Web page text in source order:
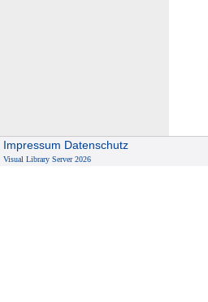
Impressum Datenschutz
Visual Library Server 2026